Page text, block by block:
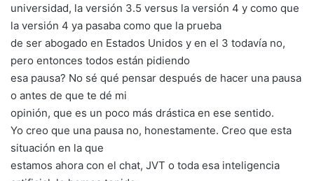
universidad, la versión 3.5 versus la versión 4 y como que
la versión 4 ya pasaba como que la prueba
de ser abogado en Estados Unidos y en el 3 todavía no,
pero entonces todos están pidiendo
esa pausa? No sé qué pensar después de hacer una pausa
o antes de que te dé mi
opinión, que es un poco más drástica en ese sentido.
Yo creo que una pausa no, honestamente. Creo que esta
situación en la que
estamos ahora con el chat, JVT o toda esa inteligencia